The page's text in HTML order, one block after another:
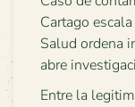
Cartago
Salud ordena
abre
Entre la